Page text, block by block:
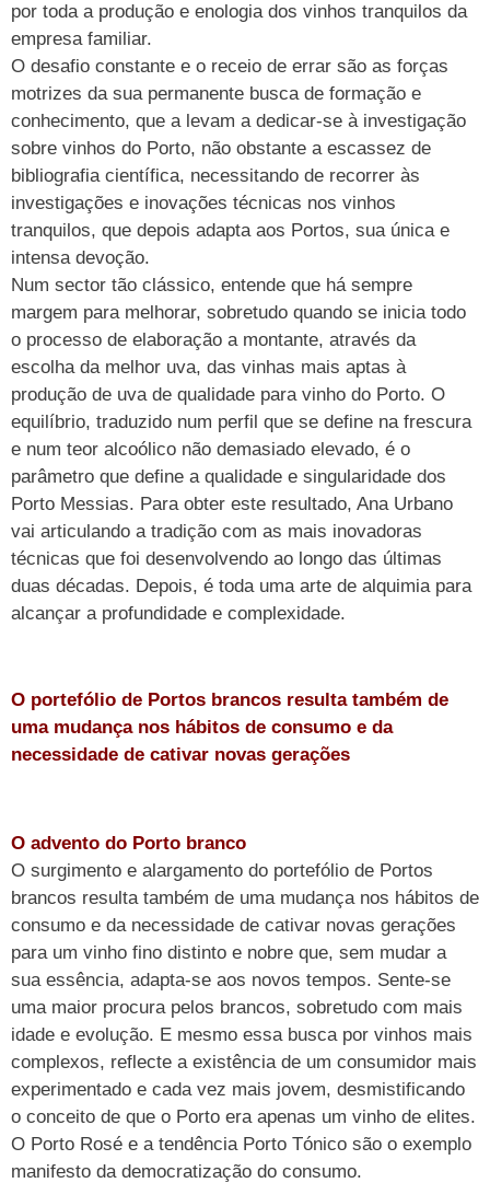
por toda a produção e enologia dos vinhos tranquilos da
empresa familiar.
O desafio constante e o receio de errar são as forças
motrizes da sua permanente busca de formação e
conhecimento, que a levam a dedicar-se à investigação
sobre vinhos do Porto, não obstante a escassez de
bibliografia científica, necessitando de recorrer às
investigações e inovações técnicas nos vinhos
tranquilos, que depois adapta aos Portos, sua única e
intensa devoção.
Num sector tão clássico, entende que há sempre
margem para melhorar, sobretudo quando se inicia todo
o processo de elaboração a montante, através da
escolha da melhor uva, das vinhas mais aptas à
produção de uva de qualidade para vinho do Porto. O
equilíbrio, traduzido num perfil que se define na frescura
e num teor alcoólico não demasiado elevado, é o
parâmetro que define a qualidade e singularidade dos
Porto Messias. Para obter este resultado, Ana Urbano
vai articulando a tradição com as mais inovadoras
técnicas que foi desenvolvendo ao longo das últimas
duas décadas. Depois, é toda uma arte de alquimia para
alcançar a profundidade e complexidade.
O portefólio de Portos brancos resulta também de
uma mudança nos hábitos de consumo e da
necessidade de cativar novas gerações
O advento do Porto branco
O surgimento e alargamento do portefólio de Portos
brancos resulta também de uma mudança nos hábitos de
consumo e da necessidade de cativar novas gerações
para um vinho fino distinto e nobre que, sem mudar a
sua essência, adapta-se aos novos tempos. Sente-se
uma maior procura pelos brancos, sobretudo com mais
idade e evolução. E mesmo essa busca por vinhos mais
complexos, reflecte a existência de um consumidor mais
experimentado e cada vez mais jovem, desmistificando
o conceito de que o Porto era apenas um vinho de elites.
O Porto Rosé e a tendência Porto Tónico são o exemplo
manifesto da democratização do consumo.